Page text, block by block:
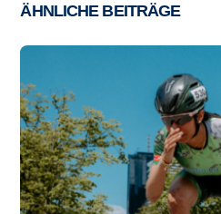
ÄHNLICHE BEITRÄGE